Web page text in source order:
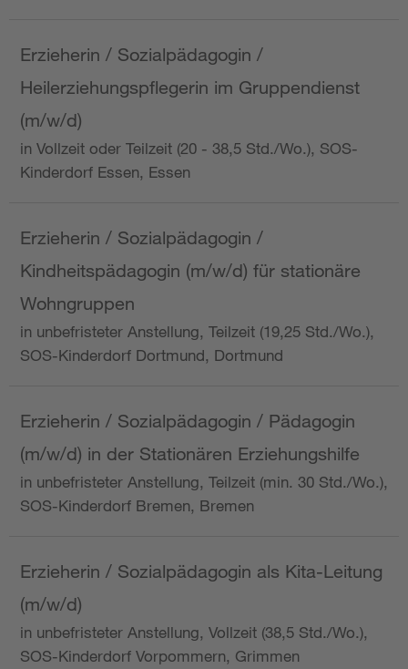
Erzieherin / Sozialpädagogin /
Heilerziehungspflegerin im Gruppendienst
(m/w/d)
in Vollzeit oder Teilzeit (20 - 38,5 Std./Wo.), SOS-
Kinderdorf Essen, Essen
Erzieherin / Sozialpädagogin /
Kindheitspädagogin (m/w/d) für stationäre
Wohngruppen
in unbefristeter Anstellung, Teilzeit (19,25 Std./Wo.),
SOS-Kinderdorf Dortmund, Dortmund
Erzieherin / Sozialpädagogin / Pädagogin
(m/w/d) in der Stationären Erziehungshilfe
in unbefristeter Anstellung, Teilzeit (min. 30 Std./Wo.),
SOS-Kinderdorf Bremen, Bremen
Erzieherin / Sozialpädagogin als Kita-Leitung
(m/w/d)
in unbefristeter Anstellung, Vollzeit (38,5 Std./Wo.),
SOS-Kinderdorf Vorpommern, Grimmen